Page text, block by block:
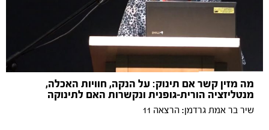
מה מזין קשר אם תינוק: על הנקה, חוויות האכלה,
מנטליזציה הורית-גופנית ונקשרות האם לתינוקה
שיר בר אמת גרדמן: הרצאה 11